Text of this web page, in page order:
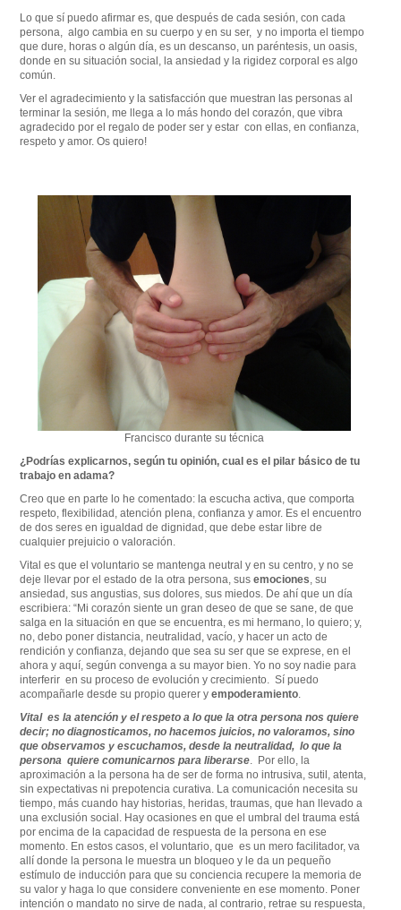
Lo que sí puedo afirmar es, que después de cada sesión, con cada
persona, algo cambia en su cuerpo y en su ser, y no importa el tiempo
que dure, horas o algún día, es un descanso, un paréntesis, un oasis,
donde en su situación social, la ansiedad y la rigidez corporal es algo
común.
Ver el agradecimiento y la satisfacción que muestran las personas al
terminar la sesión, me llega a lo más hondo del corazón, que vibra
agradecido por el regalo de poder ser y estar con ellas, en confianza,
respeto y amor. Os quiero!
Francisco durante su técnica
¿Podrías explicarnos, según tu opinión, cual es el pilar básico de tu
trabajo en adama?
Creo que en parte lo he comentado: la escucha activa, que comporta
respeto, flexibilidad, atención plena, confianza y amor. Es el encuentro
de dos seres en igualdad de dignidad, que debe estar libre de
cualquier prejuicio o valoración.
Vital es que el voluntario se mantenga neutral y en su centro, y no se
deje llevar por el estado de la otra persona, susemociones , su
ansiedad, sus angustias, sus dolores, sus miedos. De ahí que un día
escribiera: “Mi corazón siente un gran deseo de que se sane, de que
salga en la situación en que se encuentra, es mi hermano, lo quiero; y,
no, debo poner distancia, neutralidad, vacío, y hacer un acto de
rendición y confianza, dejando que sea su ser que se exprese, en el
ahora y aquí, según convenga a su mayor bien. Yo no soy nadie para
interferir en su proceso de evolución y crecimiento. Sí puedo
acompañarle desde su propio querer yempoderamiento
Vital es la atención y el respeto a lo que la otra persona nos quiere
decir; no diagnosticamos, no hacemos juicios, no valoramos, sino
que observamos y escuchamos, desde la neutralidad, lo que la
persona quiere comunicarnos para liberarse . Por ello, la
aproximación a la persona ha de ser de forma no intrusiva, sutil, atenta,
sin expectativas ni prepotencia curativa. La comunicación necesita su
tiempo, más cuando hay historias, heridas, traumas, que han llevado a
una exclusión social. Hay ocasiones en que el umbral del trauma está
por encima de la capacidad de respuesta de la persona en ese
momento. En estos casos, el voluntario, que es un mero facilitador, va
allí donde la persona le muestra un bloqueo y le da un pequeño
estímulo de inducción para que su conciencia recupere la memoria de
su valor y haga lo que considere conveniente en ese momento. Poner
intención o mandato no sirve de nada, al contrario, retrae su respuesta,